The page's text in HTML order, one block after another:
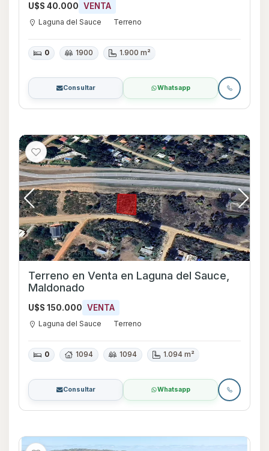
U$S 40.000 VENTA
Laguna del Sauce Terreno
0 1900 1.900 m²
Consultar Whatsapp
Terreno en Venta en Laguna del Sauce,
Maldonado
U$S 150.000 VENTA
Laguna del Sauce Terreno
0 1094 1094 1.094 m²
Consultar Whatsapp